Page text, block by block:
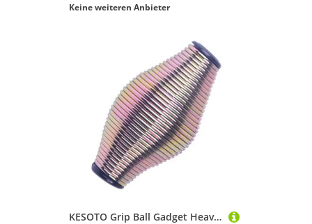
Keine weiteren Anbieter
KESOTO Grip Ball Gadget Heavy Duty für Senioren Metallfeder Unterarm Handgelenkstrainer